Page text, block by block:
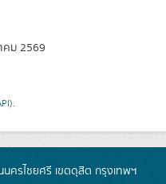
ม 2569
).
ครไชยศรี เขตดุสิต กรุงเทพฯ